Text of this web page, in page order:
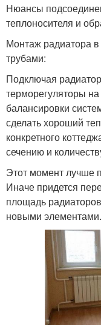
Нюансы
теплоносителя и
Монтаж радиатора
трубами:
Подключая
терморегуляторы
балансировки
сделать хороший
конкретного
сечению и
Этот момент лучше
Иначе придется
площадь
новыми элементами.